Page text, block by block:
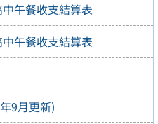
午餐收支結算表
午餐收支結算表
9月更新)